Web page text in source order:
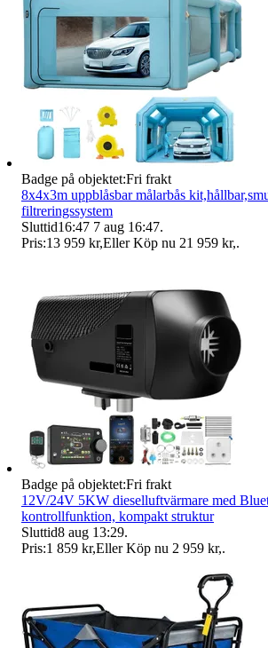
Badge på objektet:Fri frakt
8x4x3m uppblåsbar målarbås
filtreringssystem
Sluttid16:47 7 aug 16:47.
Pris:13 959 kr,Eller Köp nu 21 959 kr,.
Badge på objektet:Fri frakt
12V/24V 5KW dieselluftvärmare med
kontrollfunktion, kompakt struktur
Sluttid8 aug 13:29.
Pris:1 859 kr,Eller Köp nu 2 959 kr,.